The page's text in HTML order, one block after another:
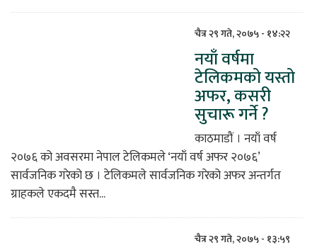
चैत्र २९ गते, २०७५ - १४:२२
नयाँ वर्षमा
टेलिकमको यस्तो
अफर, कसरी
सुचारू गर्ने ?
काठमाडौं । नयाँ वर्ष
२०७६ को अवसरमा नेपाल टेलिकमले ‘नयाँ वर्ष अफर २०७६’
सार्वजनिक गरेको छ । टेलिकमले सार्वजनिक गरेको अफर अन्तर्गत
ग्राहकले एकदमै सस्त...
चैत्र २९ गते, २०७५ - १३:५९